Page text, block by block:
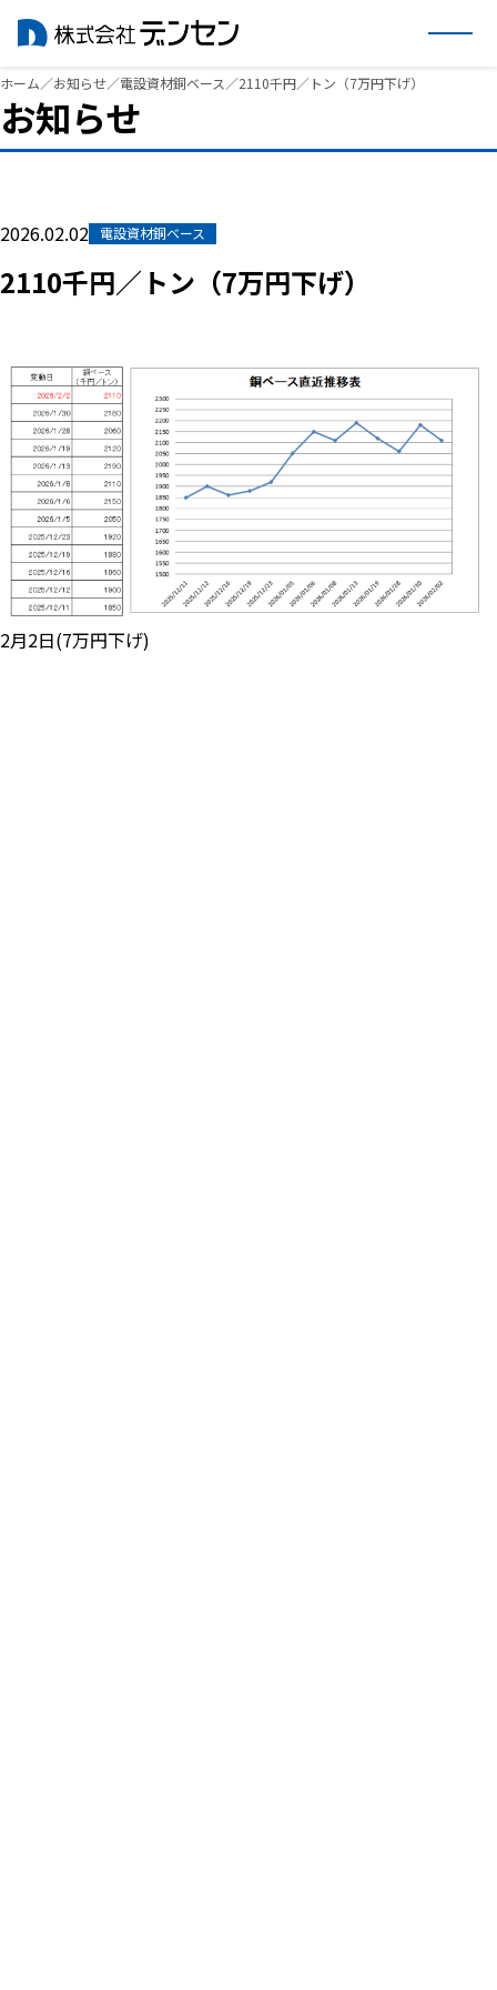
内
容
を
ッ
ホーム／お知らせ／電設資材銅ベース ／2110千円／トン（7万円下げ）
お知らせ
2026.02.02 電設資材銅ベース
2110千円／トン（7万円下げ）
2月2日(7万円下げ)